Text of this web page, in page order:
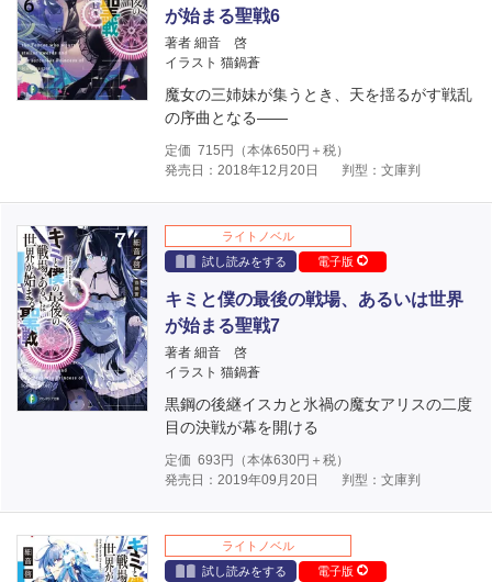
が始まる聖戦6
著者 細音 啓
イラスト 猫鍋蒼
魔女の三姉妹が集うとき、天を揺るがす戦乱
の序曲となる――
定価 715 円（本体650円＋税）
発売日：2018年12月20日
判型：文庫判
ライトノベル
試し読みをする
電子版
キミと僕の最後の戦場、あるいは世界
が始まる聖戦7
著者 細音 啓
イラスト 猫鍋蒼
黒鋼の後継イスカと氷禍の魔女アリスの二度
目の決戦が幕を開ける
定価 693 円（本体630円＋税）
発売日：2019年09月20日
判型：文庫判
ライトノベル
試し読みをする
電子版